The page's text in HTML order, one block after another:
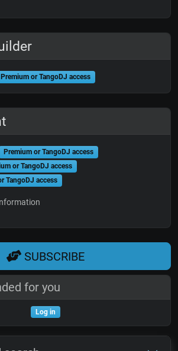
Premium or TangoDJ access
Premium or TangoDJ access
or TangoDJ access
TangoDJ access
SUBSCRIBE
for you
Log in